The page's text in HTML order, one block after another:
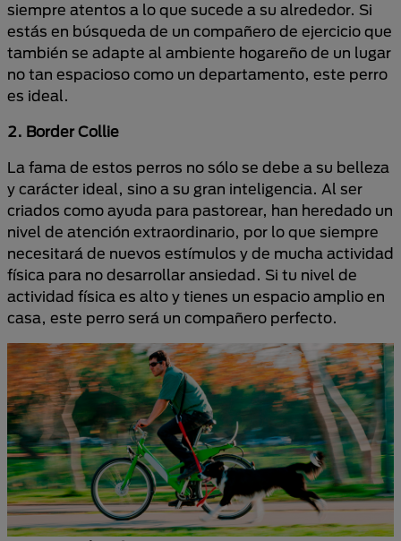
siempre atentos a lo que sucede a su alrededor. Si
estás en búsqueda de un compañero de ejercicio que
también se adapte al ambiente hogareño de un lugar
no tan espacioso como un departamento, este perro
es ideal.
2. Border Collie
La fama de estos perros no sólo se debe a su belleza
y carácter ideal, sino a su gran inteligencia. Al ser
criados como ayuda para pastorear, han heredado un
nivel de atención extraordinario, por lo que siempre
necesitará de nuevos estímulos y de mucha actividad
física para no desarrollar ansiedad. Si tu nivel de
actividad física es alto y tienes un espacio amplio en
casa, este perro será un compañero perfecto.